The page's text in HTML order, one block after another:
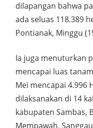
dilapangan bahwa
ada seluas 118.389
Pontianak, Minggu
Ia juga menuturkan
mencapai luas
Mei mencapai 4.996
dilaksanakan di 14
kabupaten Sambas,
Mempawah,